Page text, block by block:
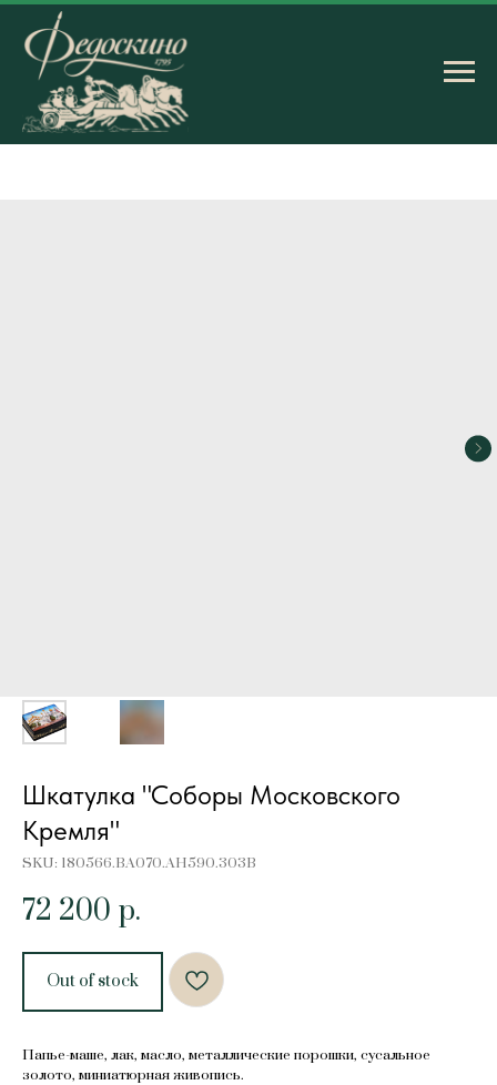
Шкатулка "Соборы Московского
Кремля"
SKU: 180566.BA070.AH590.303B
72 200 р.
Out of stock
Папье-маше, лак, масло, металлические порошки, сусальное
золото, миниатюрная живопись.